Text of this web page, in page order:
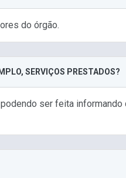
do órgão.
SERVIÇOS PRESTADOS?
ser feita